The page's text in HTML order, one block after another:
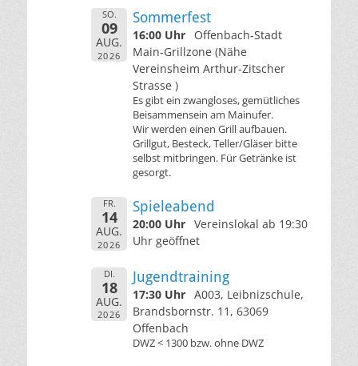
SO.
09
AUG.
2026
Sommerfest
16:00 Uhr
Offenbach-Stadt
Main-Grillzone (Nähe
Vereinsheim Arthur-Zitscher
Strasse )
Es gibt ein zwangloses, gemütliches
Beisammensein am Mainufer.
Wir werden einen Grill aufbauen.
Grillgut, Besteck, Teller/Gläser bitte
selbst mitbringen. Für Getränke ist
gesorgt.
FR.
14
AUG.
2026
Spieleabend
20:00 Uhr Vereinslokal ab 19:30
Uhr geöffnet
DI.
18
AUG.
2026
Jugendtraining
17:30 Uhr A003, Leibnizschule,
Brandsbornstr. 11, 63069
Offenbach
DWZ < 1300 bzw. ohne DWZ